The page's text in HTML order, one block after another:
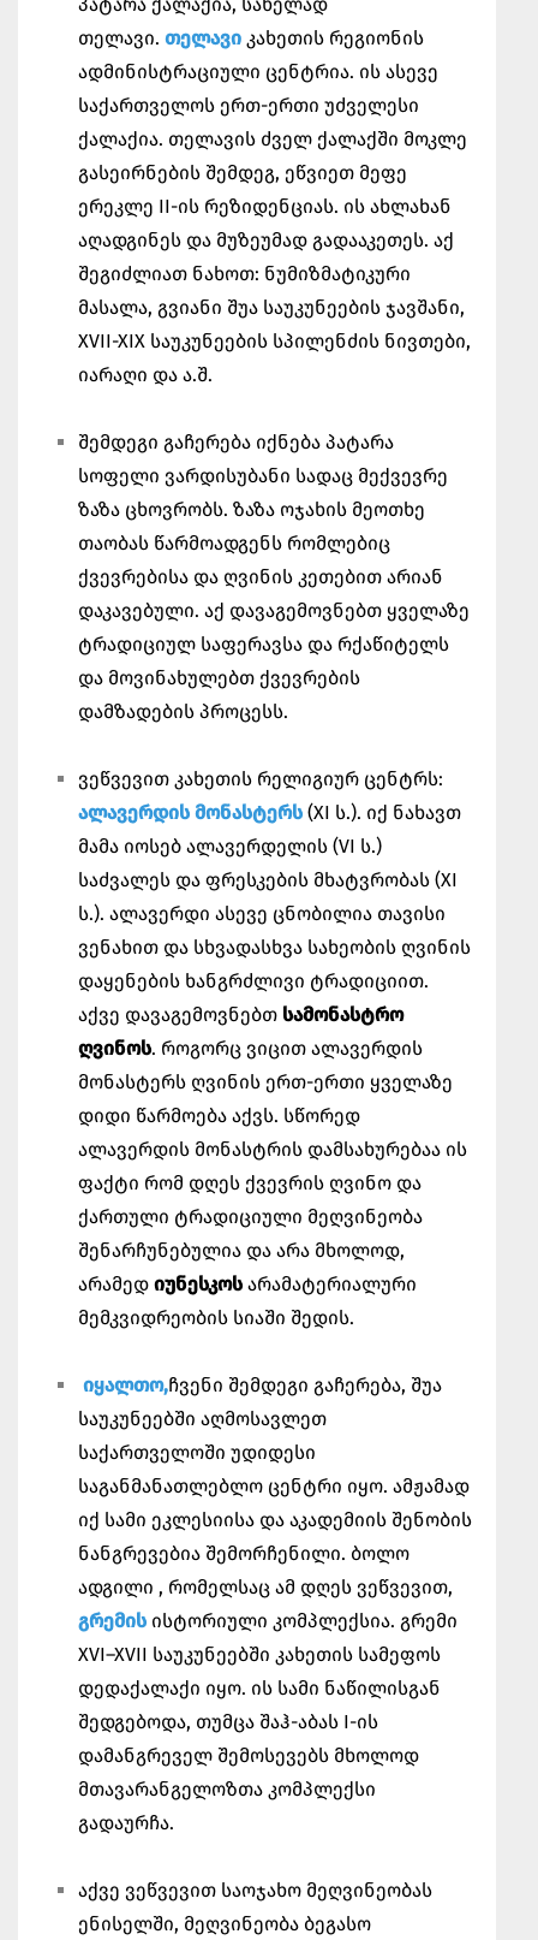
თელავი. თელავი კახეთის რეგიონის
ადმინისტრაციული ცენტრია. ის ასევე
საქართველოს ერთ-ერთი უძველესი
ქალაქია. თელავის ძველ ქალაქში მოკლე
გასეირნების შემდეგ, ეწვიეთ მეფე
ერეკლე II-ის რეზიდენციას. ის ახლახან
აღადგინეს და მუზეუმად გადააკეთეს. აქ
შეგიძლიათ ნახოთ: ნუმიზმატიკური
მასალა, გვიანი შუა საუკუნეების ჯავშანი,
XVII-XIX საუკუნეების სპილენძის ნივთები,
იარაღი და ა.შ.
შემდეგი გაჩერება იქნება პატარა
სოფელი ვარდისუბანი სადაც მექვევრე
ზაზა ცხოვრობს. ზაზა ოჯახის მეოთხე
თაობას წარმოადგენს რომლებიც
ქვევრებისა და ღვინის კეთებით არიან
დაკავებული. აქ დავაგემოვნებთ ყველაზე
ტრადიციულ საფერავსა და რქაწიტელს
და მოვინახულებთ ქვევრების
დამზადების პროცესს.
ვეწვევით კახეთის რელიგიურ ცენტრს:
ალავერდის მონასტერს (XI ს.). იქ ნახავთ
მამა იოსებ ალავერდელის (VI ს.)
საძვალეს და ფრესკების მხატვრობას (XI
ს.). ალავერდი ასევე ცნობილია თავისი
ვენახით და სხვადასხვა სახეობის ღვინის
დაყენების ხანგრძლივი ტრადიციით.
აქვე დავაგემოვნებთ სამონასტრო
ღვინოს. როგორც ვიცით ალავერდის
მონასტერს ღვინის ერთ-ერთი ყველაზე
დიდი წარმოება აქვს. სწორედ
ალავერდის მონასტრის დამსახურებაა ის
ფაქტი რომ დღეს ქვევრის ღვინო და
ქართული ტრადიციული მეღვინეობა
შენარჩუნებულია და არა მხოლოდ,
არამედ იუნესკოს არამატერიალური
მემკვიდრეობის სიაში შედის.
იყალთო,ჩვენი შემდეგი გაჩერება, შუა
საუკუნეებში აღმოსავლეთ
საქართველოში უდიდესი
საგანმანათლებლო ცენტრი იყო. ამჟამად
იქ სამი ეკლესიისა და აკადემიის შენობის
ნანგრევებია შემორჩენილი. ბოლო
ადგილი , რომელსაც ამ დღეს ვეწვევით,
გრემის ისტორიული კომპლექსია. გრემი
XVI–XVII საუკუნეებში კახეთის სამეფოს
დედაქალაქი იყო. ის სამი ნაწილისგან
შედგებოდა, თუმცა შაჰ-აბას I-ის
დამანგრეველ შემოსევებს მხოლოდ
მთავარანგელოზთა კომპლექსი
გადაურჩა.
აქვე ვეწვევით საოჯახო მეღვინეობას
ენისელში, მეღვინეობა ბეგასო